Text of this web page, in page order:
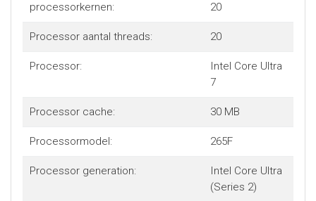
processorkernen: 20
Processor aantal threads: 20
Processor:
Intel Core Ultra
7
Processor cache: 30 MB
Processormodel: 265F
Processor generation:
Intel Core Ultra
(Series 2)